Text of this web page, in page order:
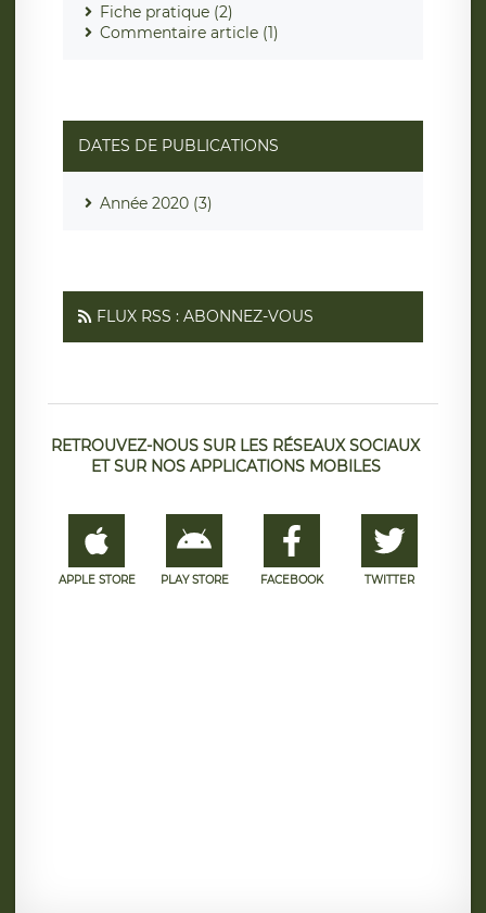
Fiche pratique (2)
Commentaire article (1)
DATES DE PUBLICATIONS
Année 2020 (3)
FLUX RSS : ABONNEZ-VOUS
RETROUVEZ-NOUS SUR LES RÉSEAUX SOCIAUX
ET SUR NOS APPLICATIONS MOBILES
APPLE STORE PLAY STORE FACEBOOK TWITTER